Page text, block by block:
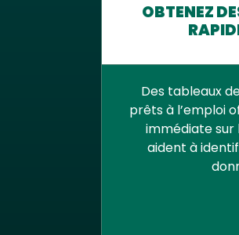
OBTENEZ
Des tableaux
prêts à l’emploi
immédiate sur
aident à